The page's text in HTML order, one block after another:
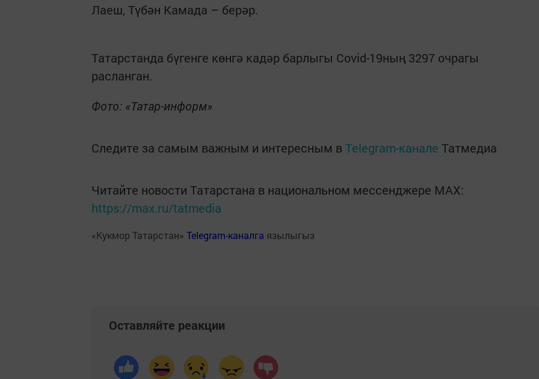
Лаеш, Түбән Камада – берәр.
Татарстанда бүгенге көнгә кадәр барлыгы Covid-19ның 3297 очрагы
расланган.
Фото: «Татар-информ»
Следите за самым важным и интересным в Telegram-канале Татмедиа
Читайте новости Татарстана в национальном мессенджере MАХ:
https://max.ru/tatmedia
«Кукмор Татарстан» Telegram-каналга язылыгыз
Оставляйте реакции